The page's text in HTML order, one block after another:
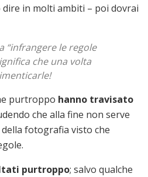
in molti ambiti – poi dovrai
“infrangere le regole
che una volta
purtroppo hanno travisato
che alla fine non serve
fotografia visto che
purtroppo; salvo qualche